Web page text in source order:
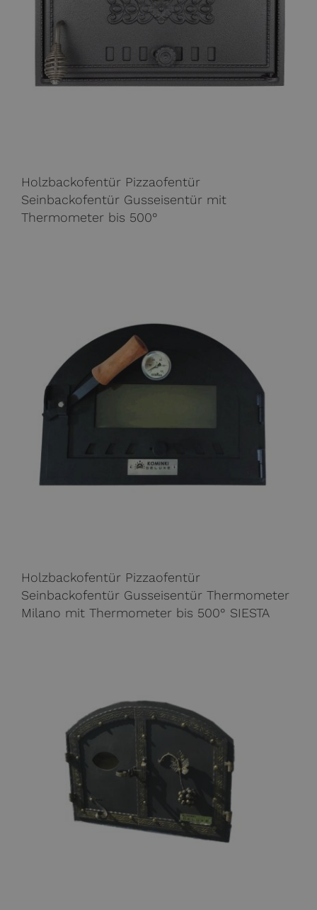
Holzbackofentür Pizzaofentür
Seinbackofentür Gusseisentür mit
Thermometer bis 500°
Holzbackofentür Pizzaofentür
Seinbackofentür Gusseisentür Thermometer
Milano mit Thermometer bis 500° SIESTA